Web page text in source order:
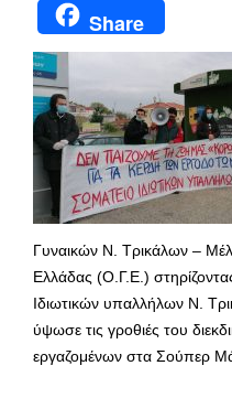
Share
Γυναικών Ν. Τρικάλων –
Ελλάδας (Ο.Γ.Ε.)
Ιδιωτικών υπαλλήλων Ν.
ύψωσε τις γροθιές του
εργαζομένων στα Σούπερ